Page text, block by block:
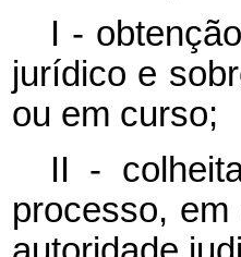
I -
jurídico e
ou em curso;
II -
processo,